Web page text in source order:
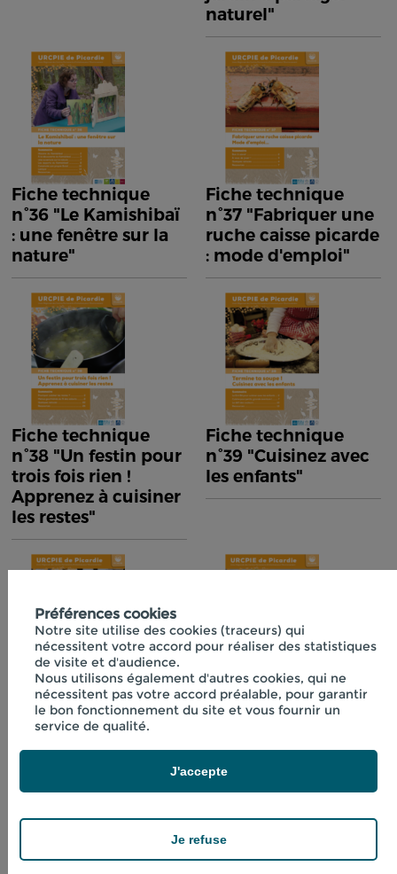
naturel"
Fiche technique
n°36 "Le Kamishibaï
: une fenêtre sur la
nature"
Fiche technique
n°37 "Fabriquer une
ruche caisse picarde
: mode d'emploi"
Fiche technique
n°38 "Un festin pour
trois fois rien !
Apprenez à cuisiner
les restes"
Fiche technique
n°39 "Cuisinez avec
les enfants"
Fiche technique
n°40 "Initiation à la
lactofermentation"
Fiche technique
n°41 "Boissons
Préférences cookies
Notre site utilise des cookies (traceurs) qui
nécessitent votre accord pour réaliser des statistiques
de visite et d'audience.
Nous utilisons également d'autres cookies, qui ne
nécessitent pas votre accord préalable, pour garantir
le bon fonctionnement du site et vous fournir un
service de qualité.
Je refuse
J'accepte